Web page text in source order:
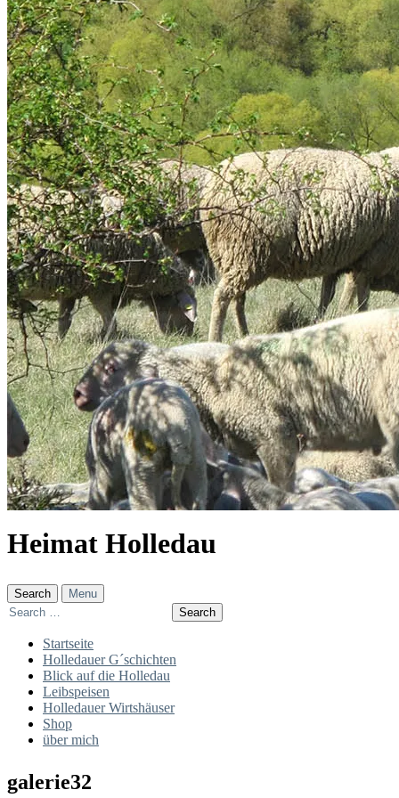
Heimat Holledau
Search Menu
Search
Startseite
Holledauer G´schichten
Blick auf die Holledau
Leibspeisen
Holledauer Wirtshäuser
Shop
über mich
galerie32